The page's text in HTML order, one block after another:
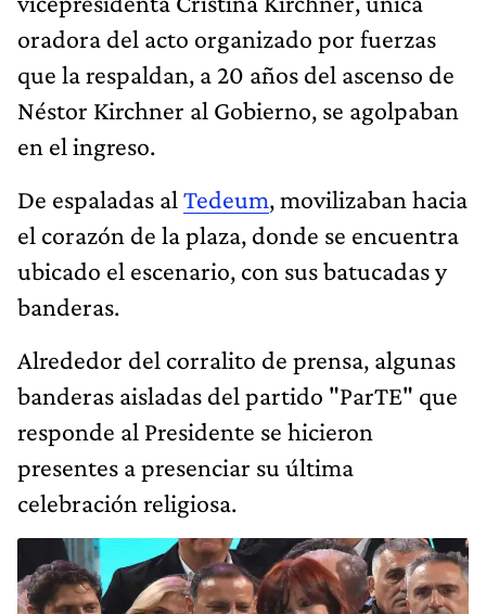
oradora del acto organizado por fuerzas
que la respaldan, a 20 años del ascenso de
Néstor Kirchner al Gobierno, se agolpaban
en el ingreso.
De espaladas al Tedeum, movilizaban hacia
el corazón de la plaza, donde se encuentra
ubicado el escenario, con sus batucadas y
banderas.
Alrededor del corralito de prensa, algunas
banderas aisladas del partido "ParTE" que
responde al Presidente se hicieron
presentes a presenciar su última
celebración religiosa.